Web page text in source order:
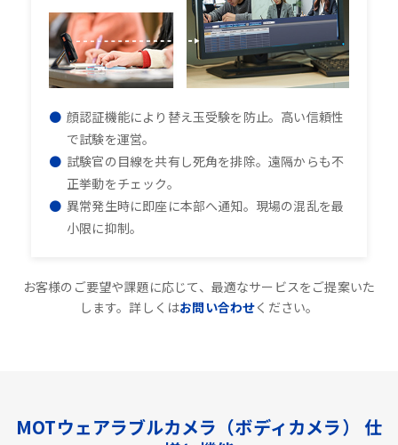
顔認証機能により替え玉受験を防止。高い信頼性
で試験を運営。
試験官の目線を共有し死角を排除。遠隔からも不
正挙動をチェック。
異常発生時に即座に本部へ通知。現場の混乱を最
小限に抑制。
お客様のご要望や課題に応じて、最適なサービスをご提案いた
します。詳しくはお問い合わせください。
MOTウェアラブルカメラ（ボディカメラ） 仕